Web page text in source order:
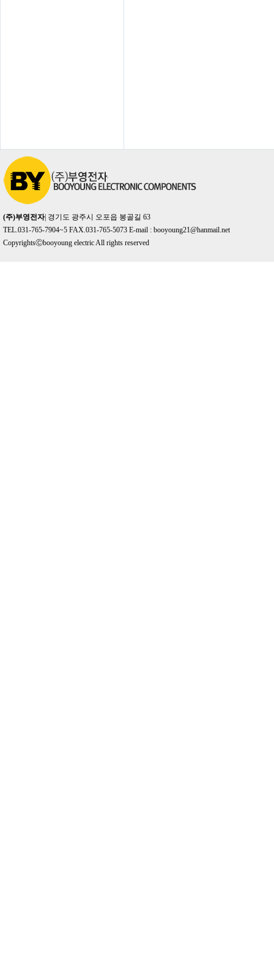
(주)부영전자| 경기도 광주시 오포읍 봉골길 63
TEL.031-765-7904~5 FAX.031-765-5073 E-mail : booyoung21@hanmail.net
CopyrightsⒸbooyoung electric All rights reserved